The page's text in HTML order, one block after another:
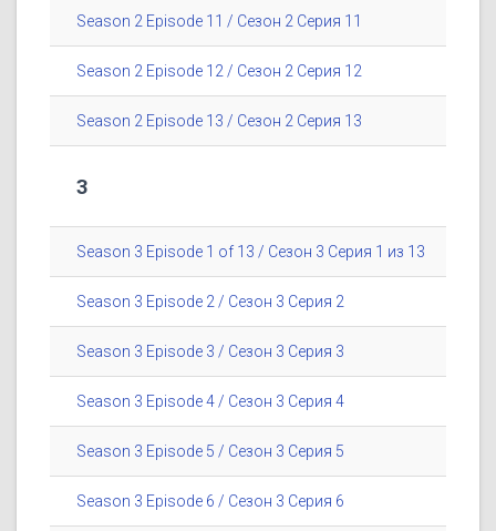
Season 2 Episode 11 / Сезон 2 Серия 11
Season 2 Episode 12 / Сезон 2 Серия 12
Season 2 Episode 13 / Сезон 2 Серия 13
3
Season 3 Episode 1 of 13 / Сезон 3 Серия 1 из 13
Season 3 Episode 2 / Сезон 3 Серия 2
Season 3 Episode 3 / Сезон 3 Серия 3
Season 3 Episode 4 / Сезон 3 Серия 4
Season 3 Episode 5 / Сезон 3 Серия 5
Season 3 Episode 6 / Сезон 3 Серия 6